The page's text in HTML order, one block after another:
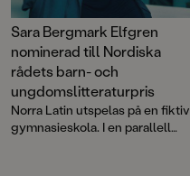
Sara Bergmark Elfgren
nominerad till Nordiska
rådets barn- och
ungdomslitteraturpris
Norra Latin utspelas på en fiktiv
gymnasieskola. I en parallell